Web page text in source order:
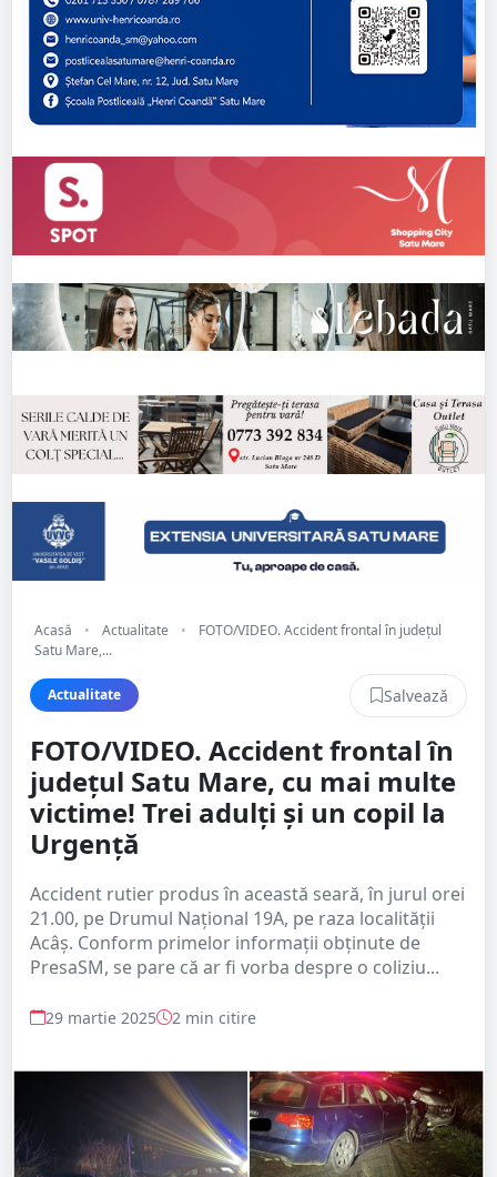
Acasă • Actualitate •
FOTO/VIDEO. Accident frontal în județul
Satu Mare,...
Actualitate Salvează
FOTO/VIDEO. Accident frontal în
județul Satu Mare, cu mai multe
victime! Trei adulți și un copil la
Urgență
Accident rutier produs în această seară, în jurul orei
21.00, pe Drumul Național 19A, pe raza localității
Acâș. Conform primelor informații obținute de
PresaSM, se pare că ar fi vorba despre o coliziu...
29 martie 2025 2 min citire